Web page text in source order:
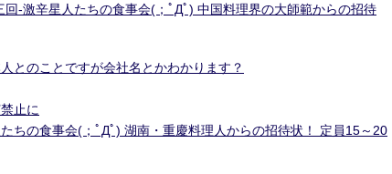
回-激辛星人たちの食事会(；ﾟДﾟ) 中国料理界の大師範からの招待
とのことですが会社名とかわかります？
止に
ちの食事会(；ﾟДﾟ) 湖南・重慶料理人からの招待状！ 定員15～20